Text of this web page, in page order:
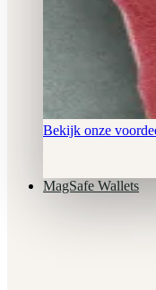
Bekijk onze
MagSafe Wallets